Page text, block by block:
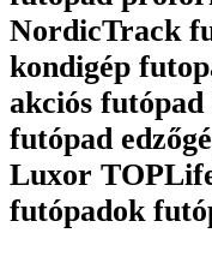
NordicTrack
kondigép
akciós
futópad
Luxor
futópadok